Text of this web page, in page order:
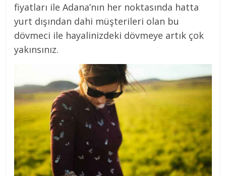
fiyatları ile Adana’nın her noktasında hatta
yurt dışından dahi müşterileri olan bu
dövmeci ile hayalinizdeki dövmeye artık çok
yakınsınız.